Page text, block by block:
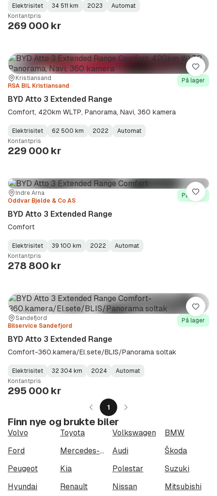
Fuel
Type:
Elektrisitet
Kilometerstand:
34 511 km
Model
Year:
2023
Gearbox
Type:
Automat
Kontantpris
269 000 kr
Sted:Kristiansand
Forhandler:
RSA BIL Kristiansand
På lager
BYD Atto 3 Extended Range
Comfort, 420km WLTP, Panorama, Navi, 360 kamera
Fuel
Type:
Elektrisitet
Kilometerstand:
62 500 km
Model
Year:
2022
Gearbox
Type:
Automat
Kontantpris
229 000 kr
Lagre
Sted:Indre Arna
Forhandler:
Oddvar Bjelde & Co AS
På lager
BYD Atto 3 Extended Range
Comfort
Fuel
Type:
Elektrisitet
Kilometerstand:
39 100 km
Model
Year:
2022
Gearbox
Type:
Automat
Kontantpris
278 800 kr
Lagre
Sted:
Sandefjord
Forhandler:
Bilservice Sandefjord
På lager
BYD Atto 3 Extended Range
Comfort-360.kamera/El.sete/BLIS/Panorama soltak
Fuel
Type:
Elektrisitet
Kilometerstand:
32 304 km
Model
Year:
2024
Gearbox
Type:
Automat
Kontantpris
295 000 kr
Lagre
1
Finn nye og brukte biler
Volvo Toyota Volkswagen
BMW
Ford
Mercedes-Benz Audi
Škoda
Peugeot
Kia Polestar
Suzuki
Hyundai
Renault Nissan Mitsubishi